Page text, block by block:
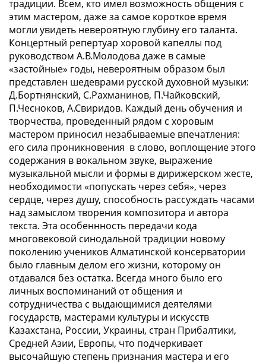
традиции. Всем, кто имел возможность общения с
этим мастером, даже за самое короткое время
могли увидеть невероятную глубину его таланта.
Концертный репертуар хоровой капеллы под
руководством А.В.Молодова даже в самые
«застойные» годы, невероятным образом был
представлен шедеврами русской духовной музыки:
Д.Бортнянский, С.Рахманинов, П.Чайковский,
П.Чесноков, А.Свиридов. Каждый день обучения и
творчества, проведенный рядом с хоровым
мастером приносил незабываемые впечатления:
его сила проникновения в слово, воплощение этого
содержания в вокальном звуке, выражение
музыкальной мысли и формы в дирижерском жесте,
необходимости «попускать через себя», через
сердце, через душу, способность рассуждать часами
над замыслом творения композитора и автора
текста. Эта особеннность передачи кода
многовековой синодальной традиции новому
поколению учеников Алматинской консерватории
было главным делом его жизни, которому он
отдавался без остатка. Всегда много было его
личных воспоминаний от общения и
сотрудничества с выдающимися деятелями
государств, мастерами культуры и искусств
Казахстана, России, Украины, стран Прибалтики,
Средней Азии, Европы, что подчеркивает
высочайшую степень признания мастера и его